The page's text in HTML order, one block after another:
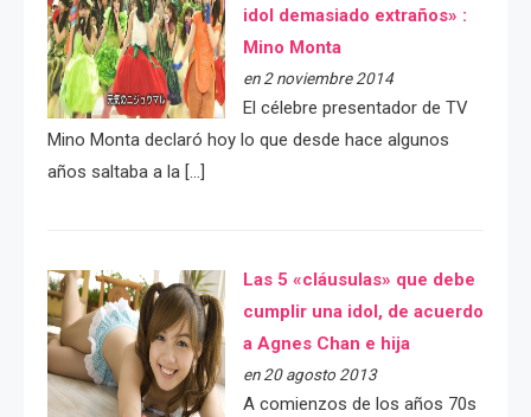
idol demasiado extraños» :
Mino Monta
en 2 noviembre 2014
El célebre presentador de TV
Mino Monta declaró hoy lo que desde hace algunos
años saltaba a la […]
Las 5 «cláusulas» que debe
cumplir una idol, de acuerdo
a Agnes Chan e hija
en 20 agosto 2013
A comienzos de los años 70s